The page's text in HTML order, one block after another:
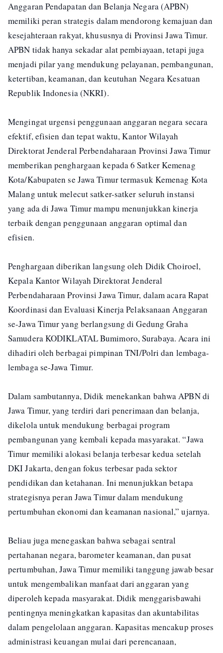
Anggaran Pendapatan dan Belanja Negara (APBN)
memiliki peran strategis dalam mendorong kemajuan dan
kesejahteraan rakyat, khususnya di Provinsi Jawa Timur.
APBN tidak hanya sekadar alat pembiayaan, tetapi juga
menjadi pilar yang mendukung pelayanan, pembangunan,
ketertiban, keamanan, dan keutuhan Negara Kesatuan
Republik Indonesia (NKRI).
Mengingat urgensi penggunaan anggaran negara secara
efektif, efisien dan tepat waktu, Kantor Wilayah
Direktorat Jenderal Perbendaharaan Provinsi Jawa Timur
memberikan penghargaan kepada 6 Satker Kemenag
Kota/Kabupaten se Jawa Timur termasuk Kemenag Kota
Malang untuk melecut satker-satker seluruh instansi
yang ada di Jawa Timur mampu menunjukkan kinerja
terbaik dengan penggunaan anggaran optimal dan
efisien.
Penghargaan diberikan langsung oleh Didik Choiroel,
Kepala Kantor Wilayah Direktorat Jenderal
Perbendaharaan Provinsi Jawa Timur, dalam acara Rapat
Koordinasi dan Evaluasi Kinerja Pelaksanaan Anggaran
se-Jawa Timur yang berlangsung di Gedung Graha
Samudera KODIKLATAL Bumimoro, Surabaya. Acara ini
dihadiri oleh berbagai pimpinan TNI/Polri dan lembaga-
lembaga se-Jawa Timur.
Dalam sambutannya, Didik menekankan bahwa APBN di
Jawa Timur, yang terdiri dari penerimaan dan belanja,
dikelola untuk mendukung berbagai program
pembangunan yang kembali kepada masyarakat. “Jawa
Timur memiliki alokasi belanja terbesar kedua setelah
DKI Jakarta, dengan fokus terbesar pada sektor
pendidikan dan ketahanan. Ini menunjukkan betapa
strategisnya peran Jawa Timur dalam mendukung
pertumbuhan ekonomi dan keamanan nasional,” ujarnya.
Beliau juga menegaskan bahwa sebagai sentral
pertahanan negara, barometer keamanan, dan pusat
pertumbuhan, Jawa Timur memiliki tanggung jawab besar
untuk mengembalikan manfaat dari anggaran yang
diperoleh kepada masyarakat. Didik menggarisbawahi
pentingnya meningkatkan kapasitas dan akuntabilitas
dalam pengelolaan anggaran. Kapasitas mencakup proses
administrasi keuangan mulai dari perencanaan,